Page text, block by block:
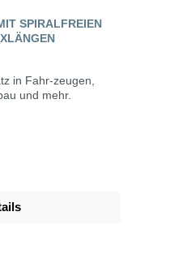
SPIRALFREIEN
in Fahr-zeugen,
und mehr.